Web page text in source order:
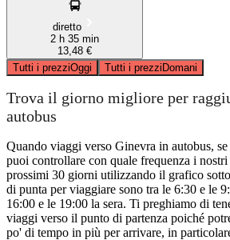
diretto
2 h 35 min
13,48 €
Tutti i prezziOggi Tutti i prezziDomani
Trova il giorno migliore per
autobus
Quando viaggi verso Ginevra in autobus,
puoi controllare con quale frequenza i
prossimi 30 giorni utilizzando il grafico
di punta per viaggiare sono tra le 6:30 e le
16:00 e le 19:00 la sera. Ti preghiamo di
viaggi verso il punto di partenza poiché
po' di tempo in più per arrivare, in